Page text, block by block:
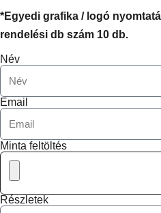
*Egyedi grafika / logó
rendelési db szám 10 db.
Név
Email
Minta feltöltés
Részletek